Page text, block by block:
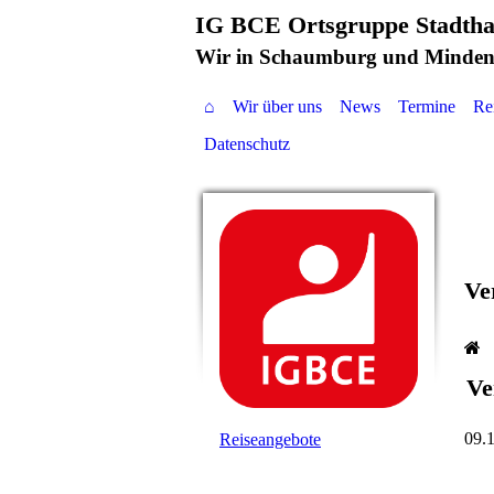
IG BCE Ortsgruppe
Wir in Schaumburg und
⌂ Wir über uns News Termine
Datenschutz
Reiseangebote